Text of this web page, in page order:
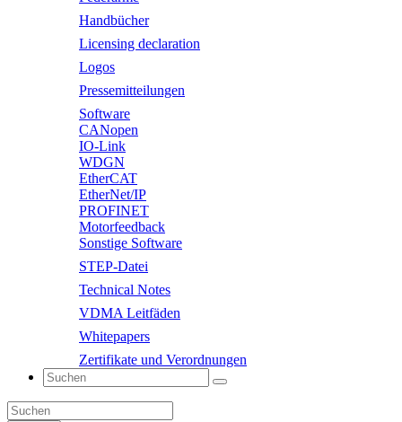
Handbücher
Licensing declaration
Logos
Pressemitteilungen
Software
CANopen
IO-Link
WDGN
EtherCAT
EtherNet/IP
PROFINET
Motorfeedback
Sonstige Software
STEP-Datei
Technical Notes
VDMA Leitfäden
Whitepapers
Zertifikate und Verordnungen